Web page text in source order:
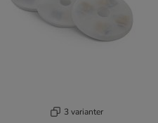
3 varianter